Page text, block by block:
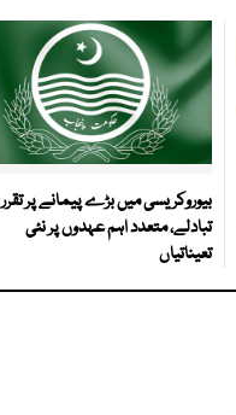
بیوروکریسی میں بڑے پیمانے پر
تبادلے، متعدد اہم عہدوں پر نئی
تعیناتیاں